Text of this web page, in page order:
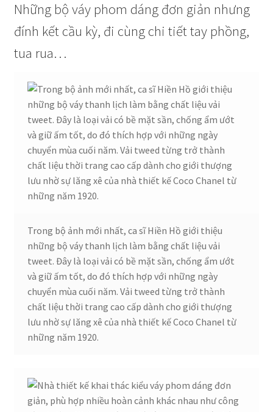
Chúng tôi
demo
facebook
Liên hệ
MUA HÀNG SỈ Ở CHỢ TÂN BÌNH NHƯ THẾ NÀO ?
Sản phẩm
Đặt hàng
Những bộ váy phom dáng đơn giản nhưng
đính kết cầu kỳ, đi cùng chi tiết tay phồng,
tua rua…
Trong bộ ảnh mới nhất, ca sĩ Hiền Hồ giới thiệu
những bộ váy thanh lịch làm bằng chất liệu vải
tweet. Đây là loại vải có bề mặt sần, chống ẩm ướt
và giữ ấm tốt, do đó thích hợp với những ngày
chuyển mùa cuối năm. Vải tweed từng trở thành
chất liệu thời trang cao cấp dành cho giới thượng
lưu nhờ sự lăng xê của nhà thiết kế Coco Chanel từ
những năm 1920.